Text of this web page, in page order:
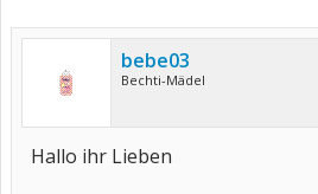
bebe03
Bechti-Mädel
Hallo ihr Lieben